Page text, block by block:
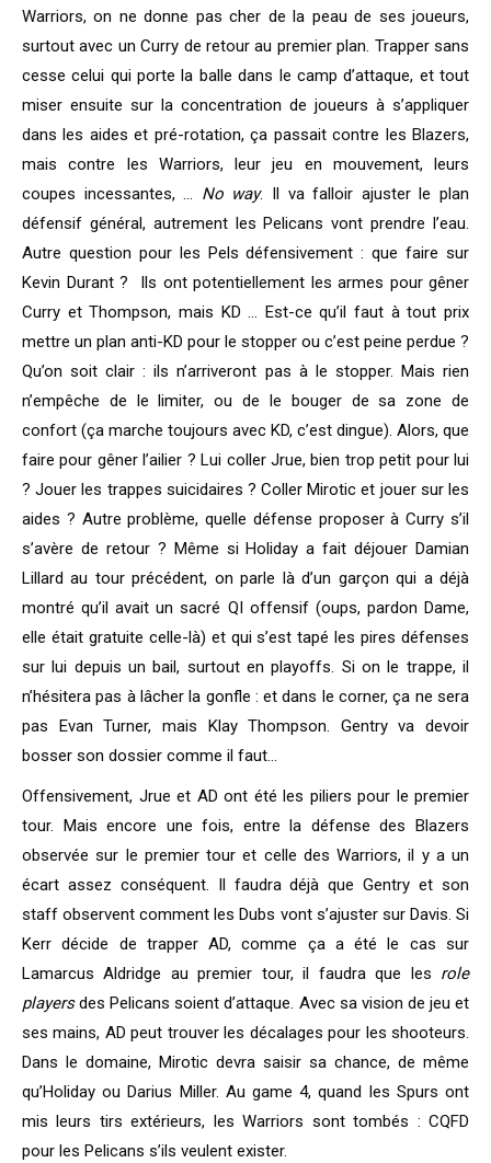
Warriors, on ne donne pas cher de la peau de ses joueurs,
surtout avec un Curry de retour au premier plan. Trapper sans
cesse celui qui porte la balle dans le camp d’attaque, et tout
miser ensuite sur la concentration de joueurs à s’appliquer
dans les aides et pré-rotation, ça passait contre les Blazers,
mais contre les Warriors, leur jeu en mouvement, leurs
coupes incessantes, … No way. Il va falloir ajuster le plan
défensif général, autrement les Pelicans vont prendre l’eau.
Autre question pour les Pels défensivement : que faire sur
Kevin Durant ? Ils ont potentiellement les armes pour gêner
Curry et Thompson, mais KD … Est-ce qu’il faut à tout prix
mettre un plan anti-KD pour le stopper ou c’est peine perdue ?
Qu’on soit clair : ils n’arriveront pas à le stopper. Mais rien
n’empêche de le limiter, ou de le bouger de sa zone de
confort (ça marche toujours avec KD, c’est dingue). Alors, que
faire pour gêner l’ailier ? Lui coller Jrue, bien trop petit pour lui
? Jouer les trappes suicidaires ? Coller Mirotic et jouer sur les
aides ? Autre problème, quelle défense proposer à Curry s’il
s’avère de retour ? Même si Holiday a fait déjouer Damian
Lillard au tour précédent, on parle là d’un garçon qui a déjà
montré qu’il avait un sacré QI offensif (oups, pardon Dame,
elle était gratuite celle-là) et qui s’est tapé les pires défenses
sur lui depuis un bail, surtout en playoffs. Si on le trappe, il
n’hésitera pas à lâcher la gonfle : et dans le corner, ça ne sera
pas Evan Turner, mais Klay Thompson. Gentry va devoir
bosser son dossier comme il faut…
Offensivement, Jrue et AD ont été les piliers pour le premier
tour. Mais encore une fois, entre la défense des Blazers
observée sur le premier tour et celle des Warriors, il y a un
écart assez conséquent. Il faudra déjà que Gentry et son
staff observent comment les Dubs vont s’ajuster sur Davis. Si
Kerr décide de trapper AD, comme ça a été le cas sur
Lamarcus Aldridge au premier tour, il faudra que les role
playersdes Pelicans soient d’attaque. Avec sa vision de jeu et
ses mains, AD peut trouver les décalages pour les shooteurs.
Dans le domaine, Mirotic devra saisir sa chance, de même
qu’Holiday ou Darius Miller. Au game 4, quand les Spurs ont
mis leurs tirs extérieurs, les Warriors sont tombés : CQFD
pour les Pelicans s’ils veulent exister.